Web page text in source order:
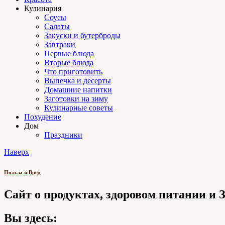
Кулинария
Соусы
Салаты
Закуски и бутерброды
Завтраки
Первые блюда
Вторые блюда
Что приготовить
Выпечка и десерты
Домашние напитки
Заготовки на зиму
Кулинарные советы
Похудение
Дом
Праздники
Наверх
Польза и Вред
Сайт о продуктах, здоровом питании
Вы здесь: